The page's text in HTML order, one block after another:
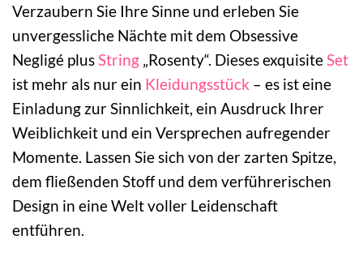
Verzaubern Sie Ihre Sinne und erleben Sie
unvergessliche Nächte mit dem Obsessive
Negligé plus String „Rosenty“. Dieses exquisite Set
ist mehr als nur ein Kleidungsstück – es ist eine
Einladung zur Sinnlichkeit, ein Ausdruck Ihrer
Weiblichkeit und ein Versprechen aufregender
Momente. Lassen Sie sich von der zarten Spitze,
dem fließenden Stoff und dem verführerischen
Design in eine Welt voller Leidenschaft
entführen.